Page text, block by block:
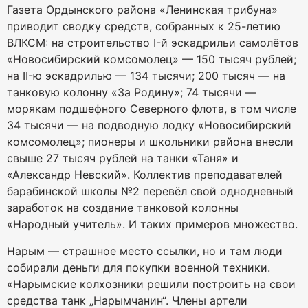
Газета Ордынского района «Ленинская трибуна»
приводит сводку средств, собранных к 25-летию
ВЛКСМ: на строительство I-й эскадрильи самолётов
«Новосибирский комсомолец» — 150 тысяч рублей;
на II-ю эскадрилью — 134 тысячи; 200 тысяч — на
танковую колонну «За Родину»; 74 тысячи —
морякам подшефного Северного флота, в том числе
34 тысячи — на подводную лодку «Новосибирский
комсомолец»; пионеры и школьники района внесли
свыше 27 тысяч рублей на танки «Таня» и
«Александр Невский». Коллектив преподавателей
барабинской школы №2 перевёл свой однодневный
заработок на создание танковой колонны
«Народный учитель». И таких примеров множество.
Нарым — страшное место ссылки, но и там люди
собирали деньги для покупки военной техники.
«Нарымские колхозники решили построить на свои
средства танк „Нарымчанин“. Члены артели